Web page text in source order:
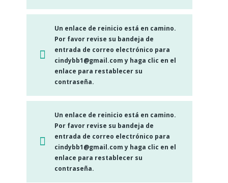
Un enlace de reinicio está en camino.
Por favor revise su bandeja de
entrada de correo electrónico para
cindybb1@gmail.com y haga clic en el
enlace para restablecer su
contraseña.
Un enlace de reinicio está en camino.
Por favor revise su bandeja de
entrada de correo electrónico para
cindybb1@gmail.com y haga clic en el
enlace para restablecer su
contraseña.